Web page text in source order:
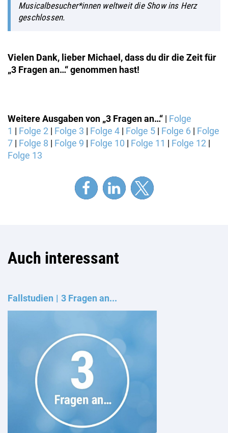
Musicalbesucher*innen weltweit die Show ins Herz
geschlossen.
Vielen Dank, lieber Michael, dass du dir die Zeit für
„3 Fragen an…“ genommen hast!
Weitere Ausgaben von „3 Fragen an…“ | Folge
1 | Folge 2 | Folge 3 | Folge 4 | Folge 5 | Folge 6 | Folge
7 | Folge 8 | Folge 9 | Folge 10 | Folge 11 | Folge 12 |
Folge 13
Auch interessant
Fallstudien 3 Fragen an...